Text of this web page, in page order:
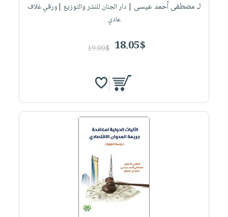
لـ مصطفى أحمد عيسى | دار الجنان للنشر والتوزيع |ورقي غلاف
عادي
18.05$
19.00$